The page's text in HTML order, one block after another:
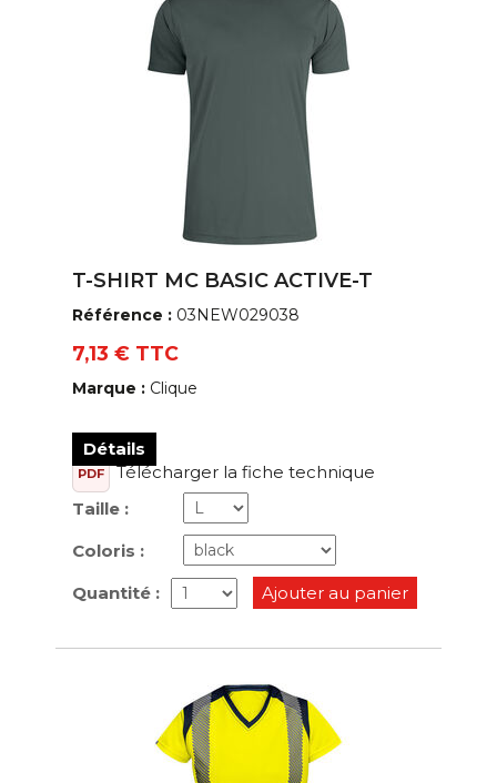
T-SHIRT MC BASIC ACTIVE-T
Référence : 03NEW029038
7,13 € TTC
Marque : Clique
Détails
PDF
Télécharger la fiche technique
Taille :
Coloris :
Quantité : Ajouter au panier